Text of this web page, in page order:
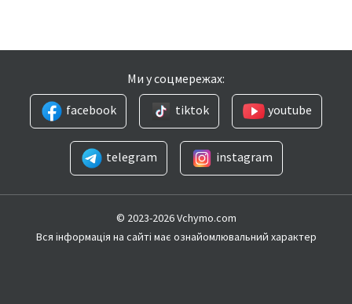
Ми у соцмережах:
facebook
tiktok youtube
telegram instagram
© 2023-2026 Vchymo.com
Вся інформація на сайті має ознайомлювальний характер